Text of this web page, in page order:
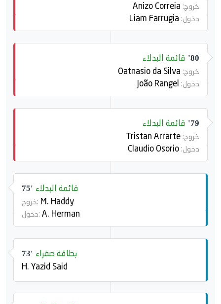
خروج:
دخول:
80' قائمة البدلاء
خروج:
دخول:
79' قائمة البدلاء
خروج:
دخول:
75' قائمة البدلاء
خروج: M. Haddy
دخول: A. Herman
73' بطاقة صفراء
H. Yazid Said